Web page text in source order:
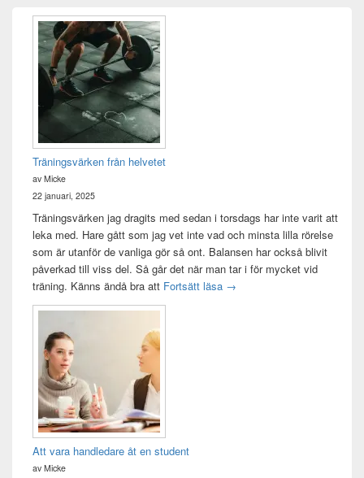
Primära
sidofältet
Widget
område
Träningsvärken från helvetet
av Micke
22 januari, 2025
Träningsvärken jag dragits med sedan i torsdags har inte varit att
leka med. Hare gått som jag vet inte vad och minsta lilla rörelse
som är utanför de vanliga gör så ont. Balansen har också blivit
påverkad till viss del. Så går det när man tar i för mycket vid
träning. Känns ändå bra att Fortsätt läsa Träningsvärken från helvetet
→
Att vara handledare åt en student
av Micke